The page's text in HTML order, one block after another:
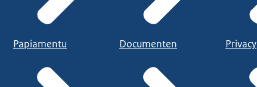
Papiamentu Documenten Privacy